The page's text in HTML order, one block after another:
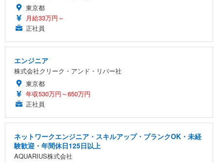
東京都
月給33万円～
正社員
エンジニア
株式会社クリーク・アンド・リバー社
東京都
年収530万円～650万円
正社員
ネットワークエンジニア・スキルアップ・ブランクOK・未経
験歓迎・年間休日125日以上
AQUARIUS株式会社